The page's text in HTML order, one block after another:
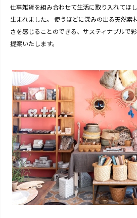
仕事雑貨を組み合わせて生活に取り入れてほ
生まれました。 使うほどに深みの出る天然素
さを感じることのできる、サスティナブルで
提案いたします。